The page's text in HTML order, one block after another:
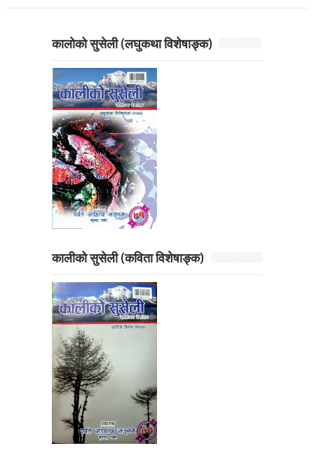
कालोको सुसेली (लघुकथा विशेषाङ्क)
कालीको सुसेली (कविता विशेषाङ्क)